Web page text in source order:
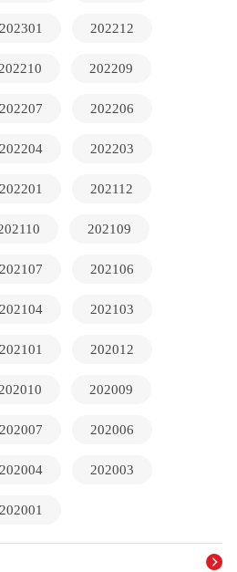
202301 202212
202210 202209
202207 202206
202204 202203
202201 202112
202109
202107 202106
202104 202103
202101 202012
202010 202009
202007 202006
202004 202003
202001